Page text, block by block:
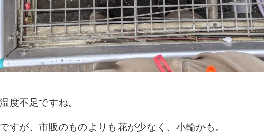
度不足ですね。
すが、市販のものよりも花が少なく、小輪かも。